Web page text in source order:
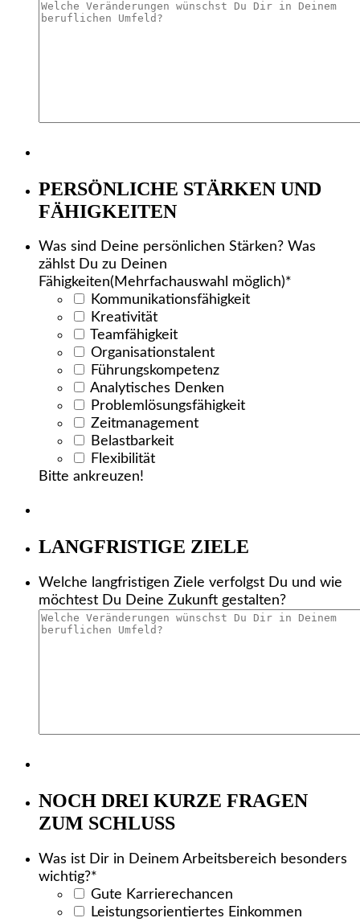
PERSÖNLICHE STÄRKEN UND
FÄHIGKEITEN
Was sind Deine persönlichen Stärken? Was
zählst Du zu Deinen
Fähigkeiten(Mehrfachauswahl möglich)*
Kommunikationsfähigkeit
Kreativität
Teamfähigkeit
Organisationstalent
Führungskompetenz
Analytisches Denken
Problemlösungsfähigkeit
Zeitmanagement
Belastbarkeit
Flexibilität
Bitte ankreuzen!
LANGFRISTIGE ZIELE
Welche langfristigen Ziele verfolgst Du und wie
möchtest Du Deine Zukunft gestalten?
NOCH DREI KURZE FRAGEN
ZUM SCHLUSS
Was ist Dir in Deinem Arbeitsbereich besonders
wichtig?*
Gute Karrierechancen
Leistungsorientiertes Einkommen